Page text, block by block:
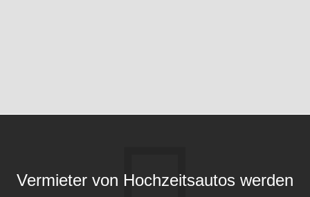
Vermieter von Hochzeitsautos werden